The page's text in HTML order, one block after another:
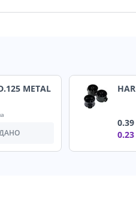
METAL
0.39
0.23